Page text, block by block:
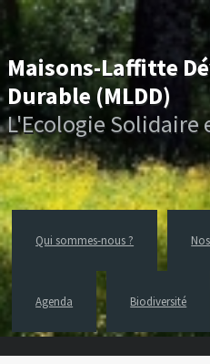
Maisons-Laffitte
Durable (MLDD)
L'Ecologie Solidaire
Qui sommes-nous ?
Agenda Biodiversité